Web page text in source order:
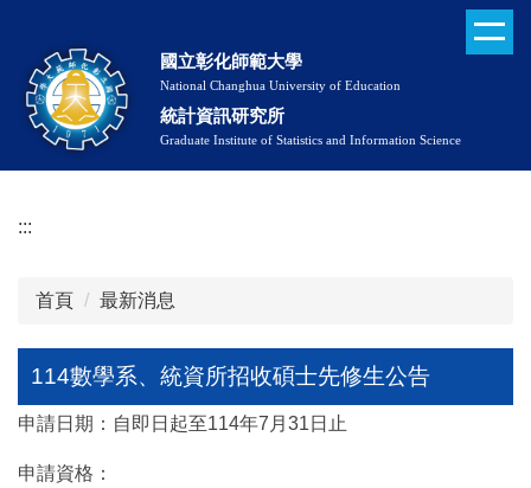
要
國立彰化師範大學
National Changhua University of Education
統計資訊研究所
Graduate Institute of Statistics and Information Science
:::
首頁 最新消息
114數學系、統資所招收碩士先修生公告
申請日期：自即日起至114年7月31日止
申請資格：